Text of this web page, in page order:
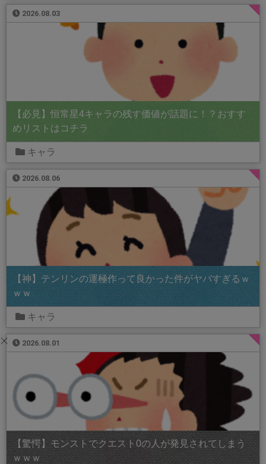
2026.08.03
【必見】恒常星4キャラの残す価値が話題に！？おすす
めリストはコチラ
キャラ
2026.08.06
【神】テンリンの運極作って良かった件がヤバすぎるｗ
ｗｗ
キャラ
2026.08.01
【驚愕】モンストでクエスト0の人が発見されてしまう
ｗｗｗ